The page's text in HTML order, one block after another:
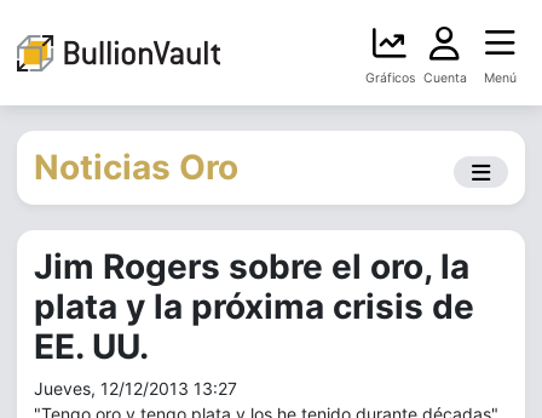
Gráficos Cuenta Menú
Noticias Oro
Jim Rogers sobre el oro, la
plata y la próxima crisis de
EE. UU.
Jueves, 12/12/2013 13:27
"Tengo oro y tengo plata y los he tenido durante décadas",